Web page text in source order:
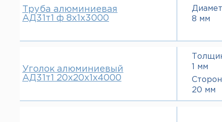
Труба алюминиевая
АД31т1 ф 8х1х3000
8 мм
Уголок алюминиевый
АД31т1 20х20х1х4000
1 мм
20 мм